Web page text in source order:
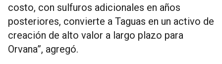
costo, con sulfuros adicionales en años
posteriores, convierte a Taguas en un activo de
creación de alto valor a largo plazo para
Orvana”, agregó.